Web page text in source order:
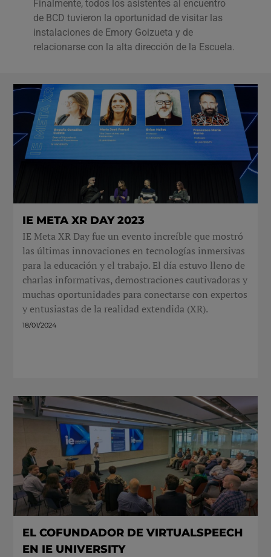
Finalmente, todos los asistentes al encuentro
de BCD tuvieron la oportunidad de visitar las
instalaciones de Emory Goizueta y de
relacionarse con la alta dirección de la Escuela.
IE META XR DAY 2023
IE Meta XR Day fue un evento increíble que mostró
las últimas innovaciones en tecnologías inmersivas
para la educación y el trabajo. El día estuvo lleno de
charlas informativas, demostraciones cautivadoras y
muchas oportunidades para conectarse con expertos
y entusiastas de la realidad extendida (XR).
18/01/2024
EL COFUNDADOR DE VIRTUALSPEECH
EN IE UNIVERSITY